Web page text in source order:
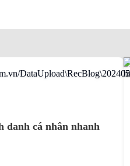
danh cá nhân nhanh